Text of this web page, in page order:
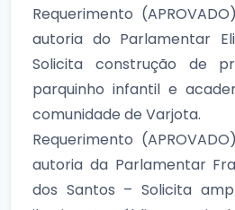
Requerimento
autoria do Parlamentar
Solicita construção de
parquinho infantil e
comunidade de Varjota.
Requerimento
autoria da Parlamentar
dos Santos – Solicita